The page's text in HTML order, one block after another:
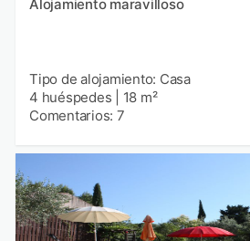
Alojamiento maravilloso
Tipo de alojamiento: Casa
4 huéspedes
18 m²
Comentarios: 7